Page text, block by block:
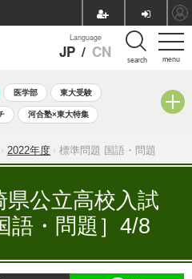
menu
Language
JP / CN search
医学部 東大受験
河合塾×東大特集
校説明会・相談会
研究教材（中学生向け）
2022年度 標準問題 国語・問題
県公立高校入試
語・問題］4/8